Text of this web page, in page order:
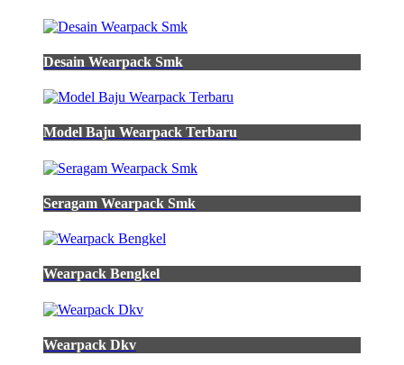
Desain Wearpack Smk
Model Baju Wearpack Terbaru
Seragam Wearpack Smk
Wearpack Bengkel
Wearpack Dkv